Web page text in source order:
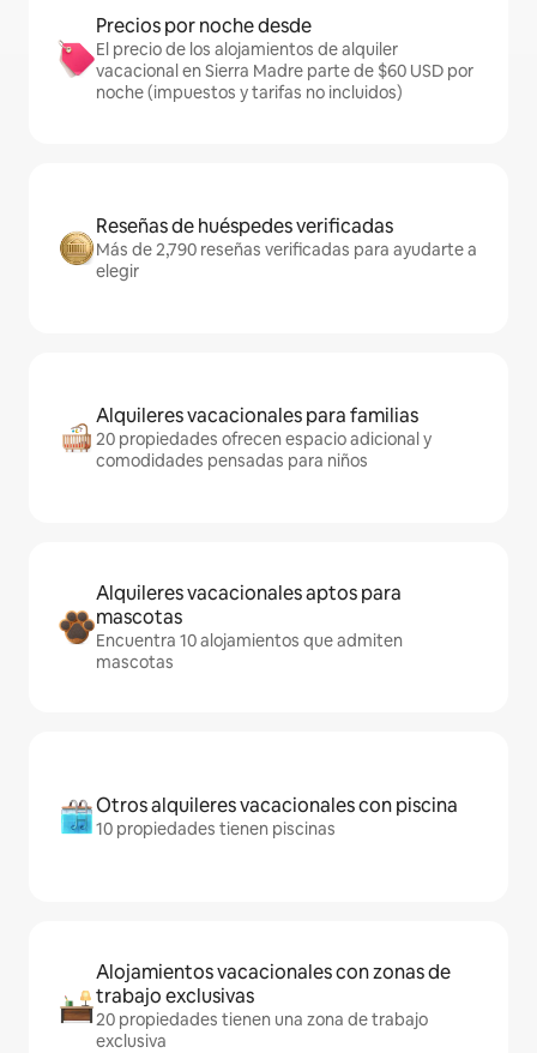
Precios por noche desde
El precio de los alojamientos de alquiler
vacacional en Sierra Madre parte de $60 USD por
noche (impuestos y tarifas no incluidos)
Reseñas de huéspedes verificadas
Más de 2,790 reseñas verificadas para ayudarte a
elegir
Alquileres vacacionales para familias
20 propiedades ofrecen espacio adicional y
comodidades pensadas para niños
Alquileres vacacionales aptos para
mascotas
Encuentra 10 alojamientos que admiten
mascotas
Otros alquileres vacacionales con piscina
10 propiedades tienen piscinas
Alojamientos vacacionales con zonas de
trabajo exclusivas
20 propiedades tienen una zona de trabajo
exclusiva